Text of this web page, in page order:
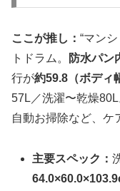
ここが推し： “マン
トドラム。
防水パン
行が約59.8（ボディ
57L／洗濯〜乾燥
自動お掃除など、ケ
主要スペック：